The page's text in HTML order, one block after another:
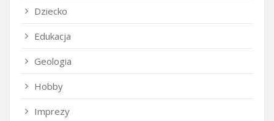
Dziecko
Edukacja
Geologia
Hobby
Imprezy